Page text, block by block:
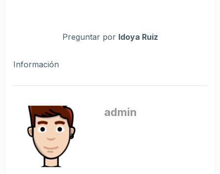
Preguntar por Idoya Ruiz
Información
admin